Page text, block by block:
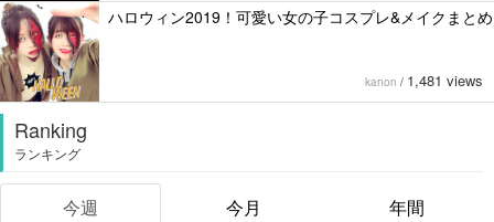
ハロウィン2019！可愛い女の子コスプレ&メイクまとめ
kanon / 1,481 views
Ranking
ランキング
今週 今月 年間